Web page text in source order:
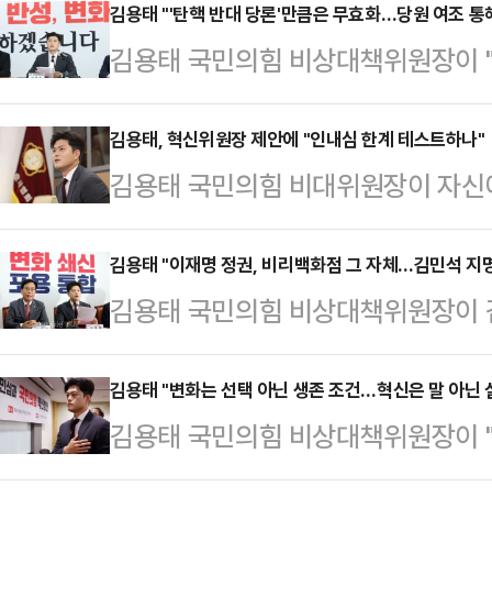
럽게 국민의힘이 가진 우려를 말씀
22일 서울 동작구 국립서울현충원
"정치 복원은 이 대통령이나 여야
같이 밝혔다.김 위원장은 "이재명
대해 여러 현안에 관해 이야기할 장
다"고 했다. 이어 "민생을 살리…
김용태 "'탄핵 반대 당론'만큼은 무효화…당원 여조 통
김용태 국민의힘 비상대책위원장
는 의미에서 탄핵반대 당론만큼은
위원장은 21일 제주 4.3평화공원
지역 기자간담회에서 "계엄이라는
를 반성하면서 책임 있는 자세를
하나로 '탄핵 반대 당론 무효화'를
"제가 비대위원장으로서 임기가 많
서더라도 변화와 혁신의 …
김용태, 혁신위원장 제안에 "인내심 한계 테스트하나"
김용태 국민의힘 비대위원장이 자
"내 인내심의 한계를 테스트하는
대위원장은 20일 오후 서울 서초구
"비대위원장으로서 여러 혁신·개혁
율해나가는 과정에서 오히려 혁신
다"고 딱 잘라 말했다.앞서 조정훈
태 위원장이 전권을 갖고 있는 혁신
를 하는 동안 혁신위원장…
김용태 "이재명 정권, 비리백화점 그 자체…김민석 지
김용태 국민의힘 비상대책위원장
불거진 각종 의혹을 겨냥해 "이재
라며 더 늦기 전에 지명을 철회하라
오전 서울 여의도 국회에서 열린 '
의'에서 "대통령 본인부터 5개의 재
김용태 "변화는 선택 아닌 생존 조건…혁신은 말 아닌
김용태 국민의힘 비상대책위원장
변화는 선택이 아니라 생존의 조건